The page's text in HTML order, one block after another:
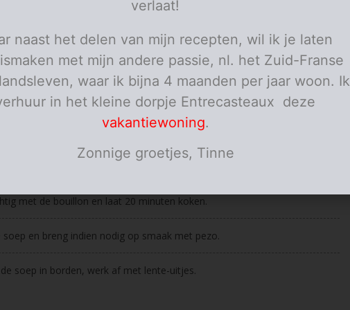
boter
pezo
personen
de boter en stoof er de ui in glazig.
met de bouillon en laat 20 minuten koken.
soep en breng indien nodig op smaak met pezo.
de soep in borden, werk af met lente-uitjes.
verlaat!
naast het delen van mijn recepten, wil ik je laten
met mijn andere passie, nl. het Zuid-Franse
waar ik bijna 4 maanden per jaar woon. Ik
in het kleine dorpje Entrecasteaux deze
vakantiewoning.
Zonnige groetjes, Tinne